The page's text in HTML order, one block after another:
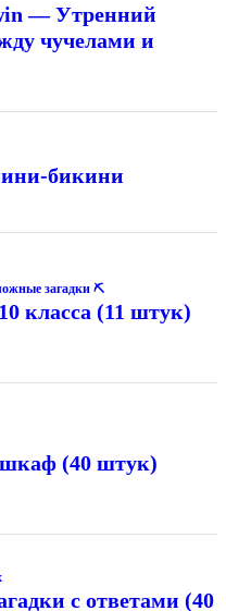
— Утренний
чучелами и
бикини
загадки ⛏
класса (11 штук)
шкаф (40 штук)
с ответами (40